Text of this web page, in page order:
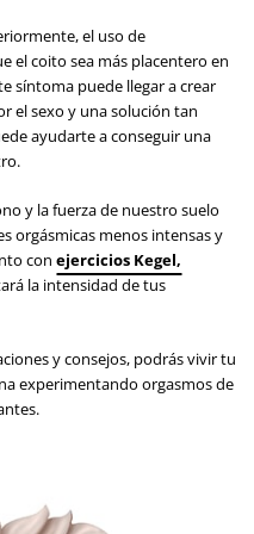
el uso de
el coito sea más placentero en
síntoma puede llegar a crear
el sexo y una solución tan
ayudarte a conseguir una
y la fuerza de nuestro suelo
orgásmicas menos intensas y
con ejercicios Kegel,
la intensidad de tus
y consejos, podrás vivir tu
experimentando orgasmos de